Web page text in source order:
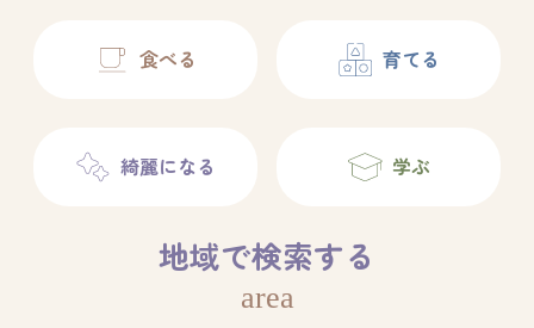
食べる 育てる
綺麗になる 学ぶ
地域で検索する
area